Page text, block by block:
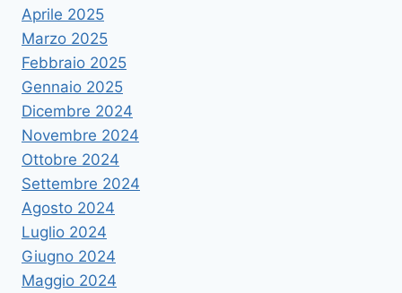
Aprile 2025
Marzo 2025
Febbraio 2025
Gennaio 2025
Dicembre 2024
Novembre 2024
Ottobre 2024
Settembre 2024
Agosto 2024
Luglio 2024
Giugno 2024
Maggio 2024